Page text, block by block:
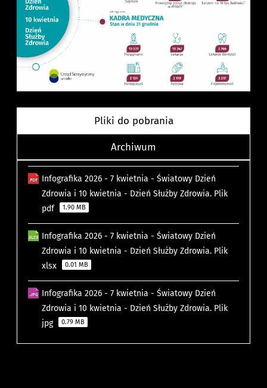
Pliki do pobrania
Archiwum
Infografika 2026 - 7 kwietnia - Światowy Dzień
Zdrowia i 10 kwietnia - Dzień Służby Zdrowia. Plik
pdf
1.90 MB
Infografika 2026 - 7 kwietnia - Światowy Dzień
Zdrowia i 10 kwietnia - Dzień Służby Zdrowia. Plik
xlsx
0.01 MB
Infografika 2026 - 7 kwietnia - Światowy Dzień
Zdrowia i 10 kwietnia - Dzień Służby Zdrowia. Plik
jpg
0.79 MB